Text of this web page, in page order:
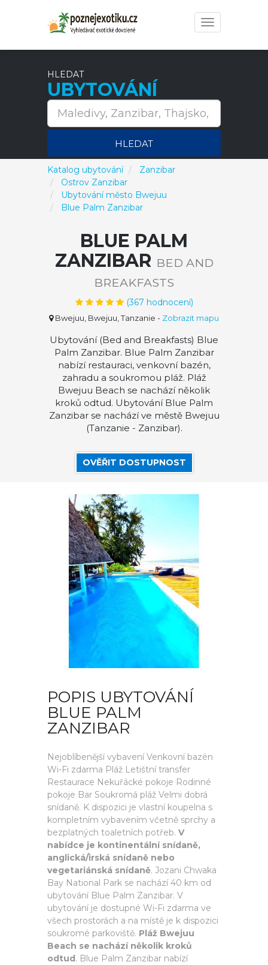
Toggle
navigation
HLEDAT
UBYTOVÁNÍ
HLEDAT
Katalog ubytování
Zanzibar
Ostrov Zanzibar
Ubytování město Bwejuu
Blue Palm Zanzibar
BLUE PALM
ZANZIBAR BED AND
BREAKFASTS
(367 hodnocení)
Bwejuu, Bwejuu, Tanzanie - Zobrazit mapu
Ubytování (Bed and Breakfasts) Blue
Palm Zanzibar. Blue Palm Zanzibar
nabízí restauraci, venkovní bazén,
zahradu a soukromou pláž. Pláž
Bwejuu Beach se nachází několik
kroků odtud. Ubytování Blue Palm
Zanzibar se nachází ve městě Bwejuu
(Tanzanie - Zanzibar).
OVĚŘIT DOSTUPNOST
POPIS UBYTOVÁNÍ
BLUE PALM
ZANZIBAR
Nejoblíbenější vybavení Venkovní bazén
Wi-Fi zdarma Pláž Letištní transfer
Restaurace Nekuřácké pokoje Rodinné
pokoje Bar Soukromá pláž Velmi dobrá
snídaně. K dispozici je vlastní koupelna s
kompletním vybavením včetně sprchy a
bezplatných toaletních potřeb. V
nabídce je kontinentální snídaně,
anglická/irská snídaně nebo
vegetariánská snídaně. Jozani Chwaka
Bay National Park se nachází 40 km od
ubytování Blue Palm Zanzibar. V
ubytování je dostupné Wi-Fi zdarma ve
všech prostorách a na místě je k dispozici
soukromé parkoviště. Pláž Bwejuu
Beach se nachází několik kroků
odtud. Blue Palm Zanzibar nabízí